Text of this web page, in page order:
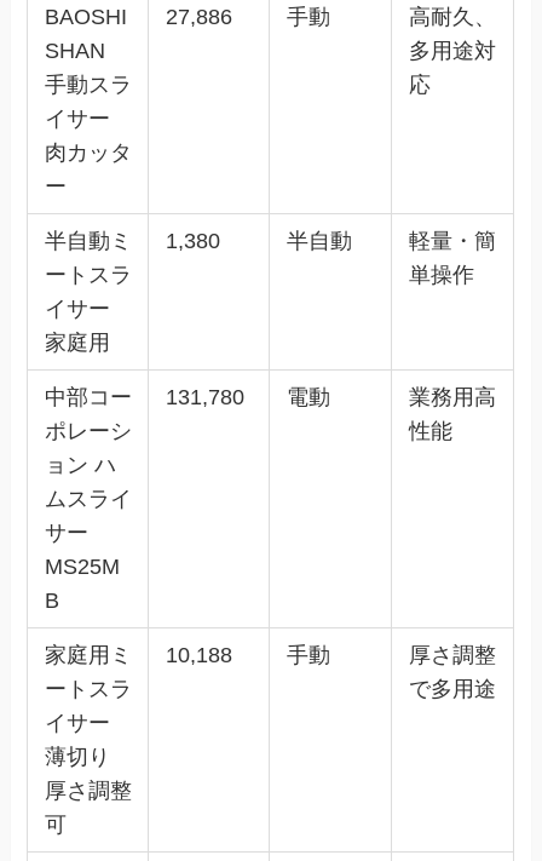
BAOSHI
SHAN
手動スラ
イサー
肉カッタ
ー
27,886 手動
高耐久、
多用途対
応
半自動ミ
ートスラ
イサー
家庭用
1,380 半自動
軽量・簡
単操作
中部コー
ポレーシ
ョン ハ
ムスライ
サー
MS25M
B
131,780 電動
業務用高
性能
家庭用ミ
ートスラ
イサー
薄切り
厚さ調整
可
10,188 手動
厚さ調整
で多用途